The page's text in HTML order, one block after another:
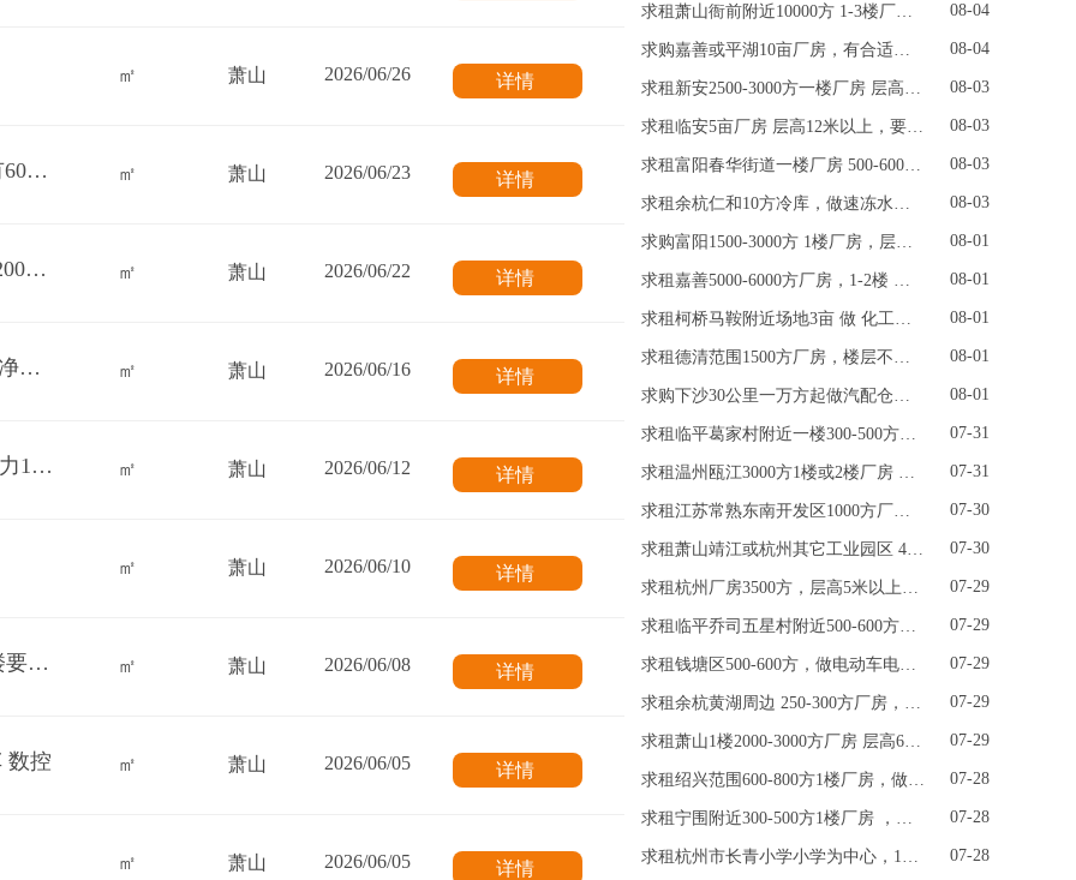
㎡ 萧山 2026/06/26 详情
求租临浦所前方向1-2楼1500方左右, 一楼要有600方左右, 一楼层高要5.5米-6米, 不能低于5.5米, 要装行车（有合适房子再联系,不要频繁打） ㎡ 萧山 2026/06/23 详情
求租萧山河庄、靖江、临江等东片区域1500-2000方单层钢架厂房 再生资源回收 ㎡ 萧山 2026/06/22 详情
求租萧山义桥3000方一楼厂房 放粮油米面 干净清爽的 带点场地 有6辆箱货进出 租金在210左右 ㎡ 萧山 2026/06/16 详情
求租杭州萧山区内 工业园区500-800平方，电力100kw，一楼优先 ㎡ 萧山 2026/06/12 详情
㎡ 萧山 2026/06/10 详情
求租萧山所前-临浦范围3000-4000方厂房 一楼要有1000方，货梯3吨 做工艺品的 ㎡ 萧山 2026/06/08 详情
数控 ㎡ 萧山 2026/06/05 详情
㎡ 萧山 2026/06/05 详情
求租萧山衙前附近10000方 1-3楼厂房，做化纤织管的 08-04
求购嘉善或平湖10亩厂房，有合适二手靠近金山区位置可考虑，要国土的，价格1500万左右 做塑料颗粒的 08-04
求租新安2500-3000方一楼厂房 层高7-8米 五金加工 要有行车 08-03
求租临安5亩厂房 层高12米以上，要带行车，做机械加工 08-03
求租富阳春华街道一楼厂房 500-600方 做水果仓库 08-03
求租余杭仁和10方冷库，做速冻水饺的 08-03
求购富阳1500-3000方 1楼厂房，层高8米以上 做机械加工 08-01
求租嘉善5000-6000方厂房，1-2楼 层高7-8米 做全屋定制的 08-01
求租柯桥马鞍附近场地3亩 做 化工原料贸易 08-01
求租德清范围1500方厂房，楼层不限，做新能源的 08-01
求购下沙30公里一万方起做汽配仓库，层高6米以上，大货梯，明年6月份到期，1月份左右搬 08-01
求租临平葛家村附近一楼300-500方厂房，做酒水仓库，门口要好停大货车，方便卸货 07-31
求租温州瓯江3000方1楼或2楼厂房 ，层高6-7米 做轮胎仓库 07-31
求租江苏常熟东南开发区1000方厂房，做物流的 07-30
求租萧山靖江或杭州其它工业园区 400-600方1楼厂房 做锂电池仓库 07-30
求租杭州厂房3500方，层高5米以上，楼层不限，做数码的 07-29
求租临平乔司五星村附近500-600方厂房，做电商仓储，性价比高一点的， 07-29
求租钱塘区500-600方，做电动车电池，大车方便进出， 07-29
求租余杭黄湖周边 250-300方厂房，做胶带包装的，楼层不限 07-29
求租萧山1楼2000-3000方厂房 层高6米 做衣服缝剪的 07-29
求租绍兴范围600-800方1楼厂房，做五金仓库，大车要进出方便 07-28
求租宁围附近300-500方1楼厂房 ，做外贸的，要求门口好停大货车 07-28
求租杭州市长青小学小学为中心，15km之内，放酒水。门口有停车卸货地方，独门独院最好。1500方至2000方左右厂房 07-28